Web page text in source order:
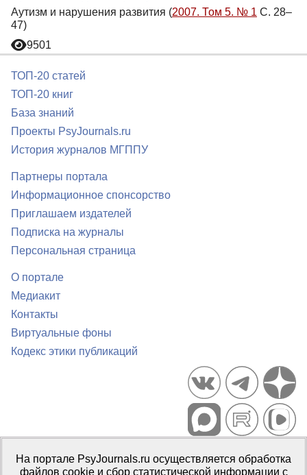
Аутизм и нарушения развития (2007. Том 5. № 1 С. 28–
47)
9501
ТОП-20 статей
ТОП-20 книг
База знаний
Проекты PsyJournals.ru
История журналов МГППУ
Партнеры портала
Информационное спонсорство
Приглашаем издателей
Подписка на журналы
Персональная страница
О портале
Медиакит
Контакты
Виртуальные фоны
Кодекс этики публикаций
Портал психологических изданий PsyJournals.ru, 2007–2026
Правила использования материалов
На портале PsyJournals.ru осуществляется обработка
файлов cookie и сбор статистической информации с